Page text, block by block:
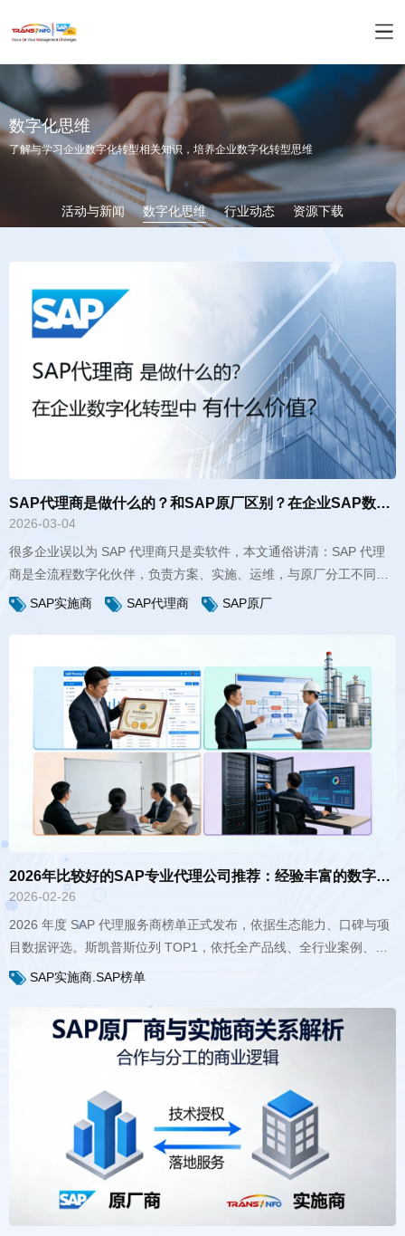
数字化思维
了解与学习企业数字化转型相关知识，培养企业数字化转型思维
活动与新闻 数字化思维 行业动态 资源下载
SAP代理商是做什么的？和SAP原厂区别？在企业SAP数字化转型中有什么价值？
2026-03-04
并给出 4 大选商标准，帮企业避开转型陷阱。
SAP实施商 SAP代理商 SAP原厂
2026年比较好的SAP专业代理公司推荐：经验丰富的数字化转型伙伴
2026-02-26
国服务网络，成为制造、化工、高科技电子企业首选 SAP 转型伙伴。
SAP实施商.SAP榜单